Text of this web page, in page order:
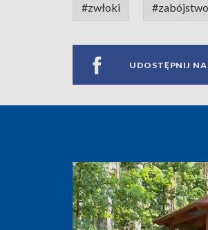
#zwłoki #zabójstwo
UDOSTĘPNIJ